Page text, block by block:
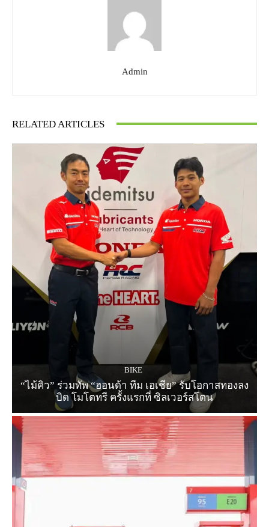
Admin
RELATED ARTICLES
BIKE
“ไม้คิว” ร่วมทัพ “ฮอนด้า ทีม เอเชีย” รับโอกาสทองลง
บิด โมโตทรี ครั้งแรกที่ ซิลเวอร์สโตน